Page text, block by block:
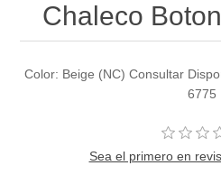
Chaleco
Color: Beige (NC) Consultar
6775
Sea el primero en